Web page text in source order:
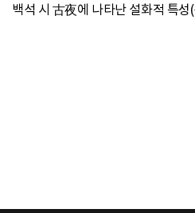
백석 시 古夜에 나타난 설화적 특